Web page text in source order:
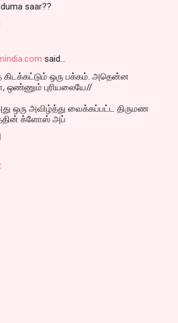
saar??
said…
கிடக்கட்டும் ஒரு பக்கம். அதென்ன
ஒண்ணும் புரியலையே//
ஒரு அவிழ்த்து வைக்கப்பட்ட திருமண
க்ளோஸ் அப்